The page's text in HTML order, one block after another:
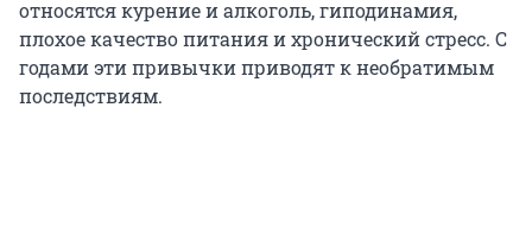
относятся курение и алкоголь, гиподинамия,
плохое качество питания и хронический стресс. С
годами эти привычки приводят к необратимым
последствиям.